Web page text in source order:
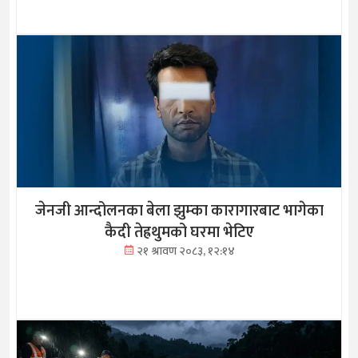
जेनजी आन्दोलनका बेला झुम्का कारागारबाट भागेका
कैदी तेह्रथुमको घरमा भेटिए
२१ श्रावण २०८३, १२:१४